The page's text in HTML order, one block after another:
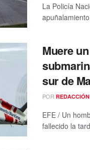
La Policía
Muere
sur de
POR REDACCIÓN
EFE / Un
fallecido la